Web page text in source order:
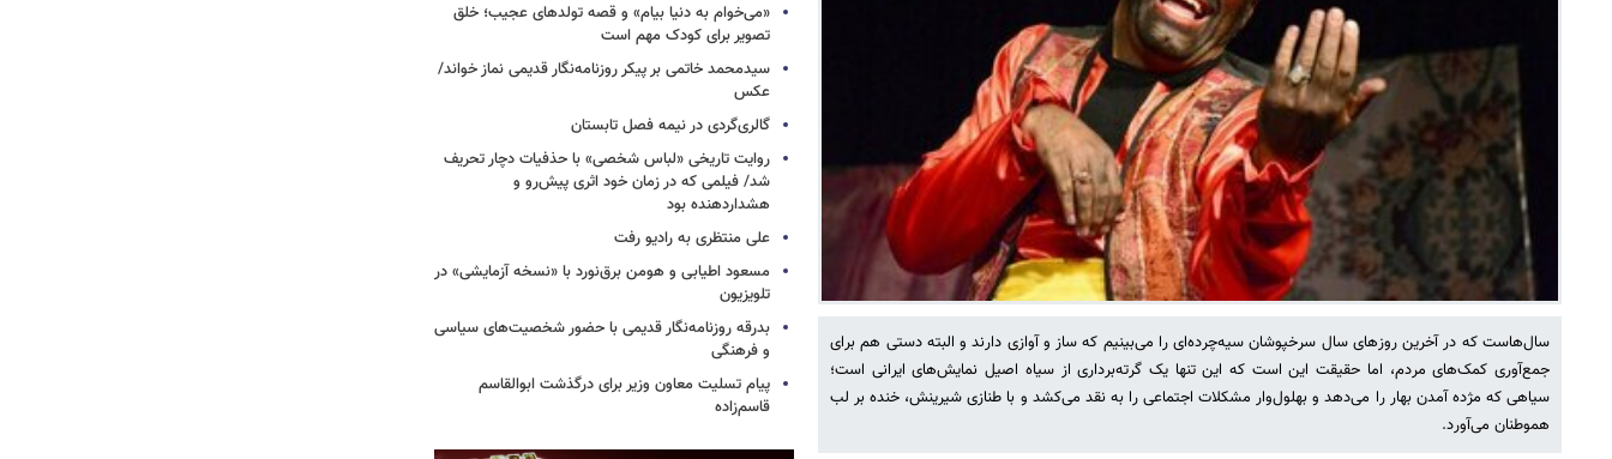
سال‌هاست که در آخرین روزهای سال سرخپوشان سیه‌چرده‌ای را می‌بینیم که ساز و آوازی دارند و البته دستی هم برای
جمع‌آوری کمک‌های مردم، اما حقیقت این است که این تنها یک گرته‌برداری از سیاه اصیل نمایش‌های ایرانی است؛
سیاهی که مژده آمدن بهار را می‌دهد و بهلول‌وار مشکلات اجتماعی را به نقد می‌کشد و با طنازی شیرینش، خنده بر لب
هموطنان می‌آورد.
«می‌خوام به دنیا بیام» و قصه تولدهای عجیب؛ خلق
تصویر برای کودک مهم است
سیدمحمد خاتمی بر پیکر روزنامه‌نگار قدیمی نماز خواند/
عکس
گالری‌گردی در نیمه فصل تابستان
روایت تاریخی «لباس شخصی» با حذفیات دچار تحریف
شد/ فیلمی که در زمان خود اثری پیش‌رو و
هشداردهنده بود
علی منتظری به رادیو رفت
مسعود اطیابی و هومن برق‌نورد با «نسخه آزمایشی» در
تلویزیون
بدرقه روزنامه‌نگار قدیمی با حضور شخصیت‌های سیاسی
و فرهنگی
پیام تسلیت معاون وزیر برای درگذشت ابوالقاسم
قاسم‌زاده